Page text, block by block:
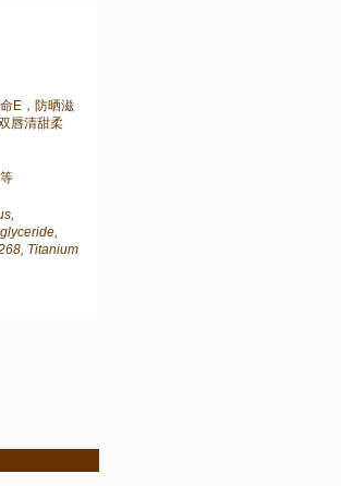
E，防晒滋
唇清甜柔
Titanium